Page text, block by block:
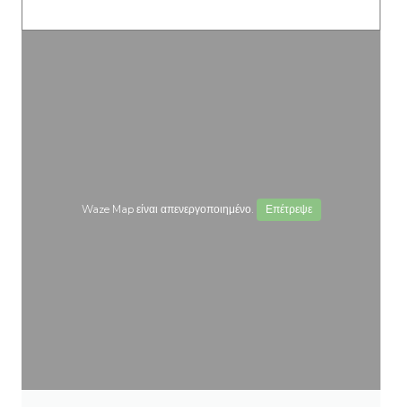
Waze Map είναι απενεργοποιημένο. Επέτρεψε